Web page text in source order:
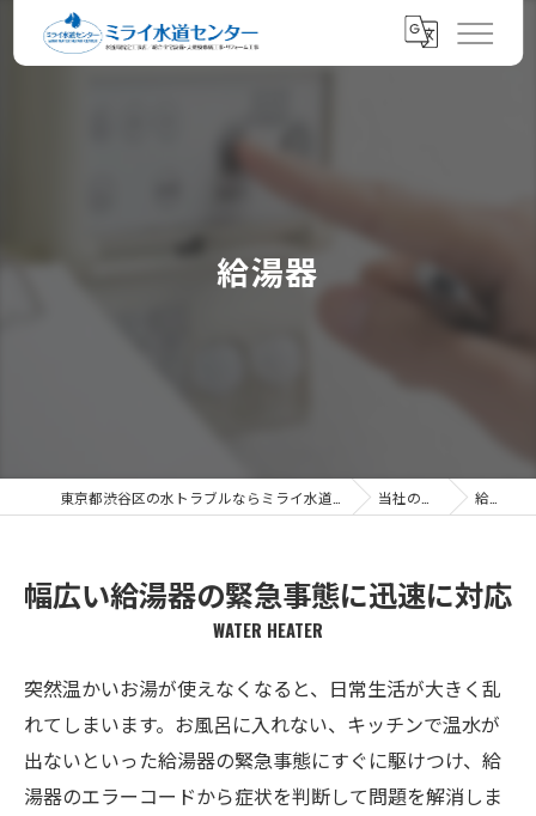
給湯器
当社の特徴 給湯器
幅広い給湯器の緊急事態に迅速に対応
WATER HEATER
突然温かいお湯が使えなくなると、日常生活が大きく乱
れてしまいます。お風呂に入れない、キッチンで温水が
出ないといった給湯器の緊急事態にすぐに駆けつけ、給
湯器のエラーコードから症状を判断して問題を解消しま